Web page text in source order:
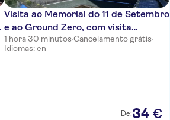
Visita ao Memorial do 11 de Setembro
e ao Ground Zero, com visita
opcional ao One World Observatory
1 hora 30 minutos·Cancelamento grátis·
Idiomas: en
De:34 €